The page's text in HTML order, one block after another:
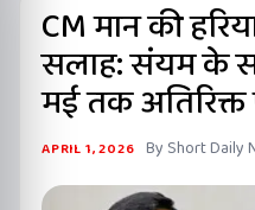
CM मान की
सलाह: संयम के
मई तक अतिरिक्त
APRIL 1, 2026 By Short Daily